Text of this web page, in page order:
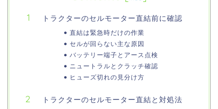
トラクターのセルモーター直結前に確認
直結は緊急時だけの作業
セルが回らない主な原因
バッテリー端子とアース点検
ニュートラルとクラッチ確認
ヒューズ切れの見分け方
トラクターのセルモーター直結と対処法